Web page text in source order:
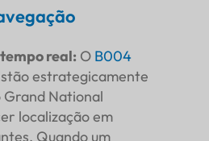
real: O B004
estrategicamente
Grand National
localização em
Quando um